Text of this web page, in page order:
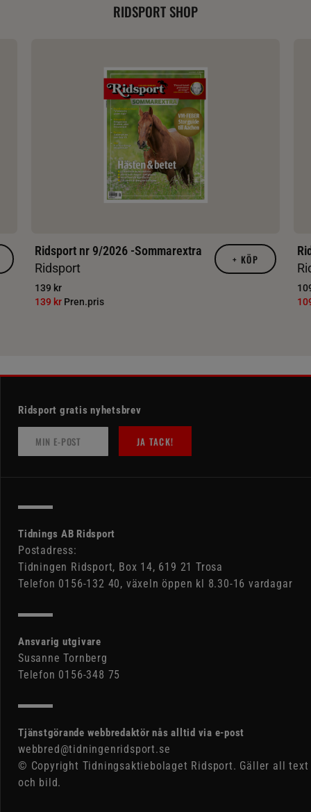
RIDSPORT SHOP
Ridsport nr 9/2026 -Sommarextra
Ridsport
139 kr
139 kr Pren.pris
+ KÖP
Ridsport gratis nyhetsbrev
JA TACK!
Tidnings AB Ridsport
Postadress:
Tidningen Ridsport, Box 14, 619 21 Trosa
Telefon 0156-132 40, växeln öppen kl 8.30-16 vardagar
Ansvarig utgivare
Susanne Tornberg
Telefon 0156-348 75
Tjänstgörande webbredaktör nås alltid via e-post
webbred@tidningenridsport.se
© Copyright Tidningsaktiebolaget Ridsport. Gäller all text
och bild.